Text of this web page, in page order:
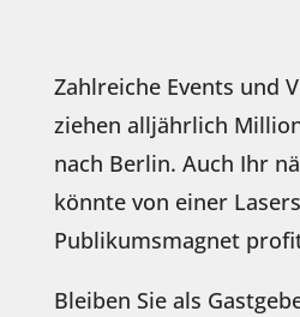
Zahlreiche Events und
ziehen alljährlich
nach Berlin. Auch Ihr
könnte von einer
Publikumsmagnet
Bleiben Sie als